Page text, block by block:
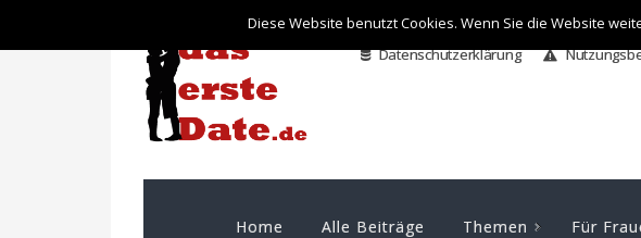
Datenschutzerklärung
Home Alle Beiträge Themen Für
Diese Website benutzt Cookies. Wenn Sie die Website